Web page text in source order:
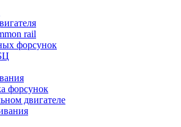
rail
форсунок
форсунок
двигателе